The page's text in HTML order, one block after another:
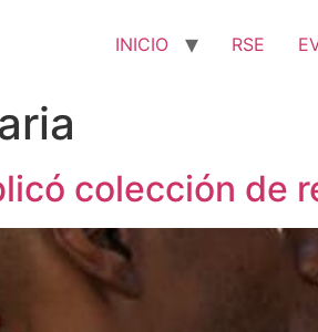
INICIO RSE
colección de